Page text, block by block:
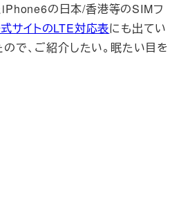
の日本/香港等のSIMフ
サイトのLTE対応表にも出てい
で、ご紹介したい。眠たい目を